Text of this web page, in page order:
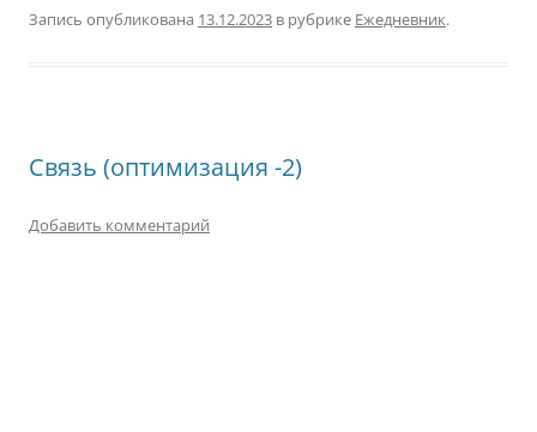
Запись опубликована 13.12.2023 в рубрике Ежедневник.
Связь (оптимизация -2)
Добавить комментарий